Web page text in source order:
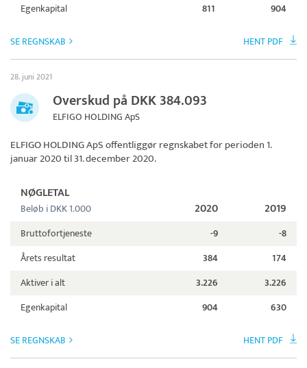
Egenkapital
811 904
SE REGNSKAB HENT PDF
28. juni 2021
Overskud på DKK 384.093
ELFIGO HOLDING ApS
ELFIGO HOLDING ApSoffentliggør regnskabet for perioden 1.
januar 2020 til 31. december 2020.
NØGLETAL
Beløb i DKK 1.000 2020 2019
Bruttofortjeneste -9
-8
Årets resultat
384
174
Aktiver i alt
3.226
3.226
Egenkapital
904 630
SE REGNSKAB HENT PDF